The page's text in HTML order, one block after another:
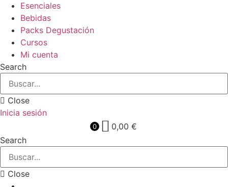
Esenciales
Bebidas
Packs Degustación
Cursos
Mi cuenta
Search
Close
Inicia sesión
0 0,00 €
Search
Close